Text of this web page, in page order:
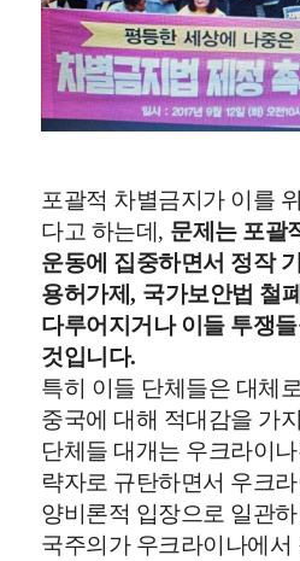
포괄적 차별금지가 이를
다고 하는데, 문제는 포괄
운동에 집중하면서 정작
용허가제, 국가보안법 철
다루어지거나 이들 투쟁
것입니다.
특히 이들 단체들은 대체
중국에 대해 적대감을 가
단체들 대개는 우크라이
략자로 규탄하면서 우크
양비론적 입장으로 일관
국주의가 우크라이나에서